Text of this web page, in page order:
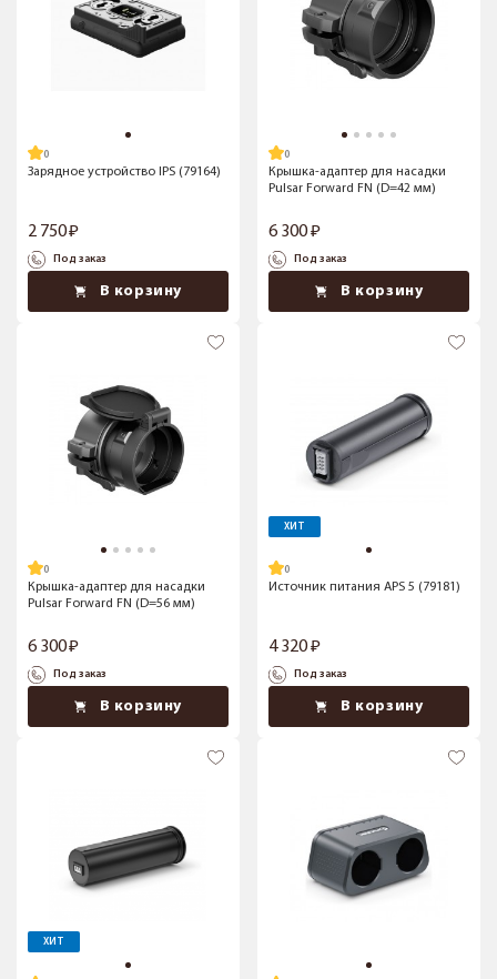
Зарядное устройство IPS (79164)
2 750
Под заказ
В корзину
Крышка-адаптер для насадки
Pulsar Forward FN (D=42 мм)
6 300
Под заказ
В корзину
Крышка-адаптер для насадки
Pulsar Forward FN (D=56 мм)
6 300
Под заказ
В корзину
ХИТ
Источник питания APS 5 (79181)
4 320
Под заказ
В корзину
ХИТ